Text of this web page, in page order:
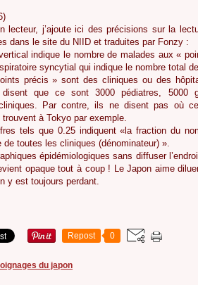
lecteur, j’ajoute ici des précisions sur la
dans le site du NIID et traduites par Fonzy :
indique le nombre de malades aux «
syncytial qui indique le nombre total
précis » sont des cliniques ou des
que ce sont 3000 pédiatres, 5000
Par contre, ils ne disent pas où
à Tokyo par exemple.
tels que 0.25 indiquent «la fraction du
de toutes les cliniques (dénominateur) ».
épidémiologiques sans diffuser
opaque tout à coup ! Le Japon aime
y est toujours perdant.
Repost 0
du japon